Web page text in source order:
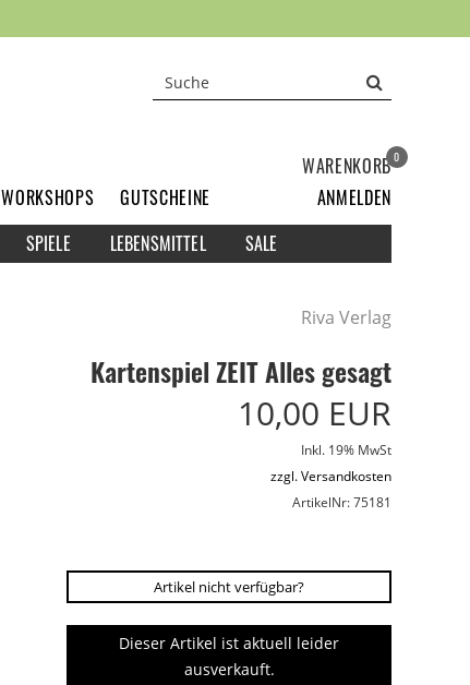
SPIELE LEBENSMITTEL SALE
WORKSHOPS GUTSCHEINE
WARENKORB0
ANMELDEN
Riva Verlag
Kartenspiel ZEIT Alles gesagt
10,00 EUR
Inkl. 19% MwSt
zzgl. Versandkosten
ArtikelNr: 75181
Artikel nicht verfügbar?
Dieser Artikel ist aktuell leider
ausverkauft.